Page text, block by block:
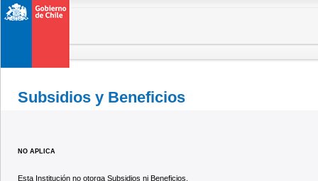
Subsidios y Beneficios
NO APLICA
Esta Institución no otorga Subsidios ni Beneficios.